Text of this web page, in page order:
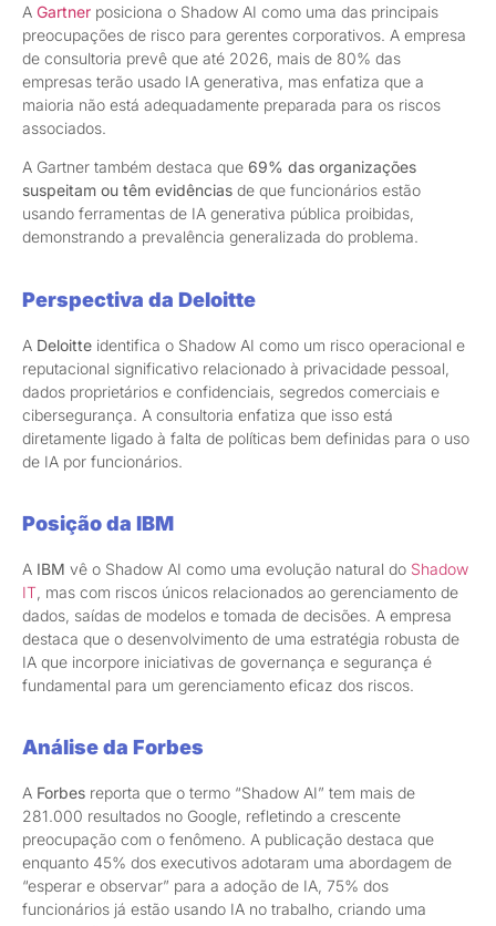
A Gartner posiciona o Shadow AI como uma das principais
preocupações de risco para gerentes corporativos. A empresa
de consultoria prevê que até 2026, mais de 80% das
empresas terão usado IA generativa, mas enfatiza que a
maioria não está adequadamente preparada para os riscos
associados.
A Gartner também destaca que 69% das organizações
suspeitam ou têm evidências de que funcionários estão
usando ferramentas de IA generativa pública proibidas,
demonstrando a prevalência generalizada do problema.
Perspectiva da Deloitte
A Deloitte identifica o Shadow AI como um risco operacional e
reputacional significativo relacionado à privacidade pessoal,
dados proprietários e confidenciais, segredos comerciais e
cibersegurança. A consultoria enfatiza que isso está
diretamente ligado à falta de políticas bem definidas para o uso
de IA por funcionários.
Posição da IBM
A IBM vê o Shadow AI como uma evolução natural do Shadow
IT , mas com riscos únicos relacionados ao gerenciamento de
dados, saídas de modelos e tomada de decisões. A empresa
destaca que o desenvolvimento de uma estratégia robusta de
IA que incorpore iniciativas de governança e segurança é
fundamental para um gerenciamento eficaz dos riscos.
Análise da Forbes
A Forbes reporta que o termo “Shadow AI” tem mais de
281.000 resultados no Google, refletindo a crescente
preocupação com o fenômeno. A publicação destaca que
enquanto 45% dos executivos adotaram uma abordagem de
“esperar e observar” para a adoção de IA, 75% dos
funcionários já estão usando IA no trabalho, criando uma